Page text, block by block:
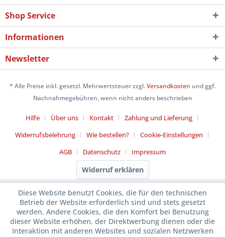
Shop Service
Informationen
Newsletter
* Alle Preise inkl. gesetzl. Mehrwertsteuer zzgl.Versandkosten und ggf.
Nachnahmegebühren, wenn nicht anders beschrieben
Hilfe Über uns Kontakt
Zahlung und Lieferung
Widerrufsbelehrung
Wie bestellen?
Cookie-Einstellungen
AGB
Datenschutz Impressum
Widerruf erklären
Diese Website benutzt Cookies, die für den technischen
Betrieb der Website erforderlich sind und stets gesetzt
werden. Andere Cookies, die den Komfort bei Benutzung
dieser Website erhöhen, der Direktwerbung dienen oder die
Interaktion mit anderen Websites und sozialen Netzwerken